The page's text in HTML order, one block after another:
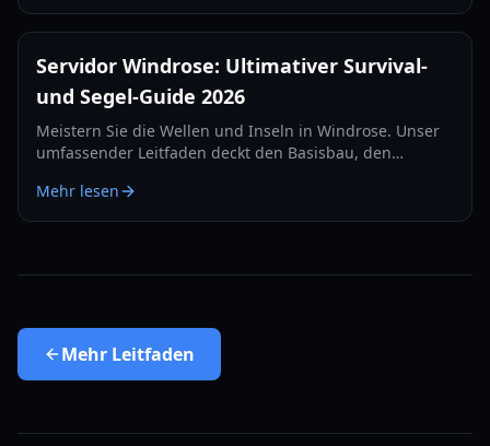
Servidor Windrose: Ultimativer Survival-
und Segel-Guide 2026
Meistern Sie die Wellen und Inseln in Windrose. Unser
umfassender Leitfaden deckt den Basisbau, den
Mehr lesen
Mehr Leitfaden